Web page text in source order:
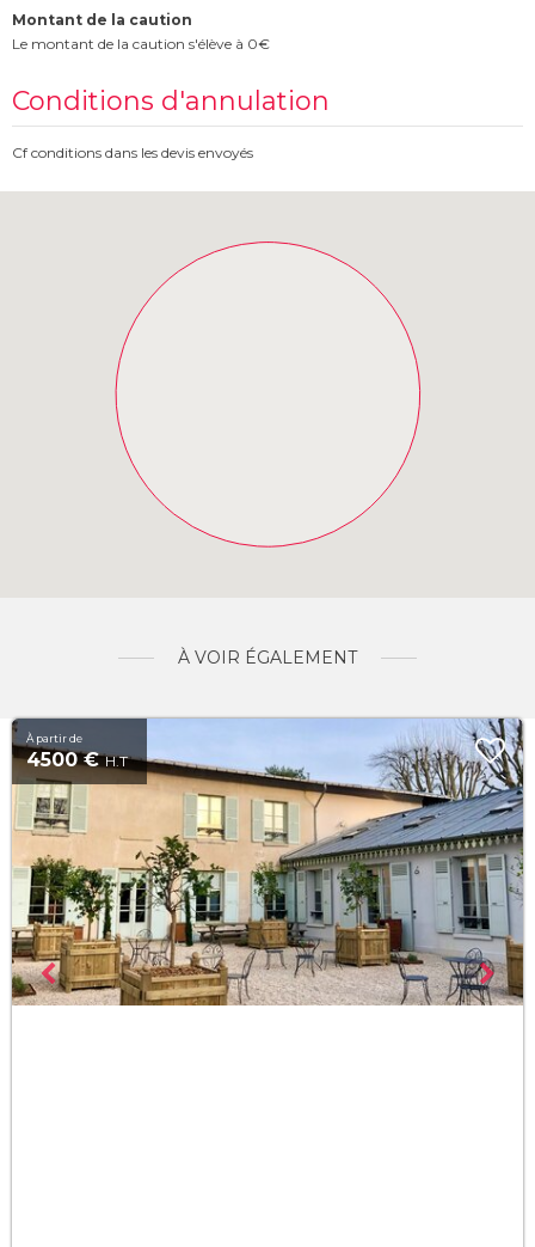
Montant de la caution
Le montant de la caution s'élève à 0€
Conditions d'annulation
Cf conditions dans les devis envoyés
À VOIR ÉGALEMENT
À partir de
4500 €H.T